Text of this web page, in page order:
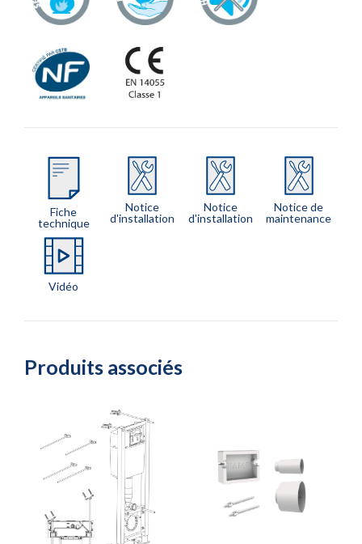
Fiche
technique
Notice
d'installation
Notice
d'installation
Notice de
maintenance
Vidéo
Produits associés